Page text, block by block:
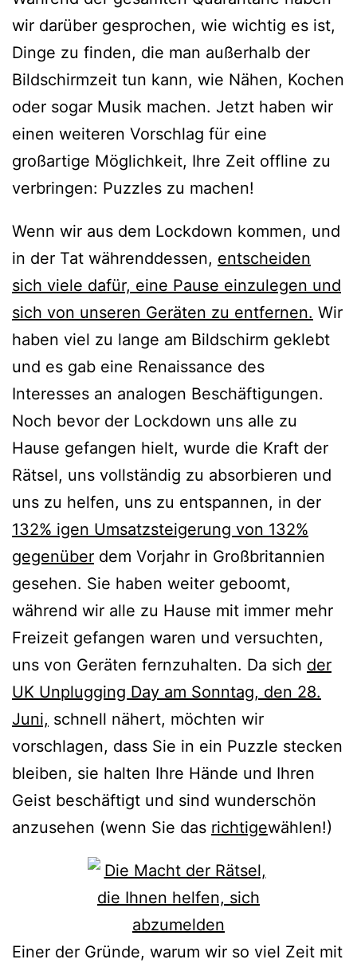
wir darüber gesprochen, wie wichtig es ist,
Dinge zu finden, die man außerhalb der
Bildschirmzeit tun kann, wie Nähen, Kochen
oder sogar Musik machen. Jetzt haben wir
einen weiteren Vorschlag für eine
großartige Möglichkeit, Ihre Zeit offline zu
verbringen: Puzzles zu machen!
Wenn wir aus dem Lockdown kommen, und
in der Tat währenddessen, entscheiden
sich viele dafür, eine Pause einzulegen und
sich von unseren Geräten zu entfernen. Wir
haben viel zu lange am Bildschirm geklebt
und es gab eine Renaissance des
Interesses an analogen Beschäftigungen.
Noch bevor der Lockdown uns alle zu
Hause gefangen hielt, wurde die Kraft der
Rätsel, uns vollständig zu absorbieren und
uns zu helfen, uns zu entspannen, in der
132% igen Umsatzsteigerung von 132%
gegenüber dem Vorjahr in Großbritannien
gesehen. Sie haben weiter geboomt,
während wir alle zu Hause mit immer mehr
Freizeit gefangen waren und versuchten,
uns von Geräten fernzuhalten. Da sich der
UK Unplugging Day am Sonntag, den 28.
Juni, schnell nähert, möchten wir
vorschlagen, dass Sie in ein Puzzle stecken
bleiben, sie halten Ihre Hände und Ihren
Geist beschäftigt und sind wunderschön
anzusehen (wenn Sie das richtigewählen!)
Einer der Gründe, warum wir so viel Zeit mit